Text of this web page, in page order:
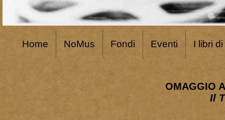
Home NoMus Fondi Eventi I libri
OMAGGIO
Il